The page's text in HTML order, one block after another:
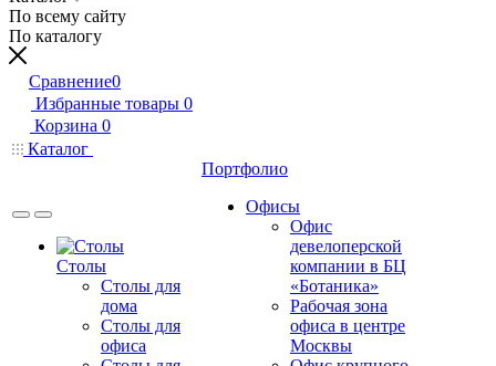
По всему сайту
По каталогу
Сравнение0
Избранные товары 0
Корзина 0
Каталог
Столы
Столы для
дома
Столы для
офиса
Портфолио
Офисы
Офис
девелоперской
компании в БЦ
«Ботаника»
Рабочая зона
офиса в центре
Москвы